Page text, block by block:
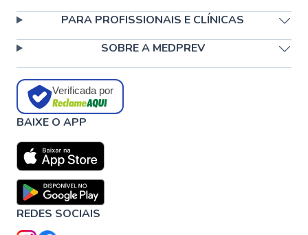
PARA PROFISSIONAIS E CLÍNICAS
SOBRE A MEDPREV
Verificada por
BAIXE O APP
REDES SOCIAIS